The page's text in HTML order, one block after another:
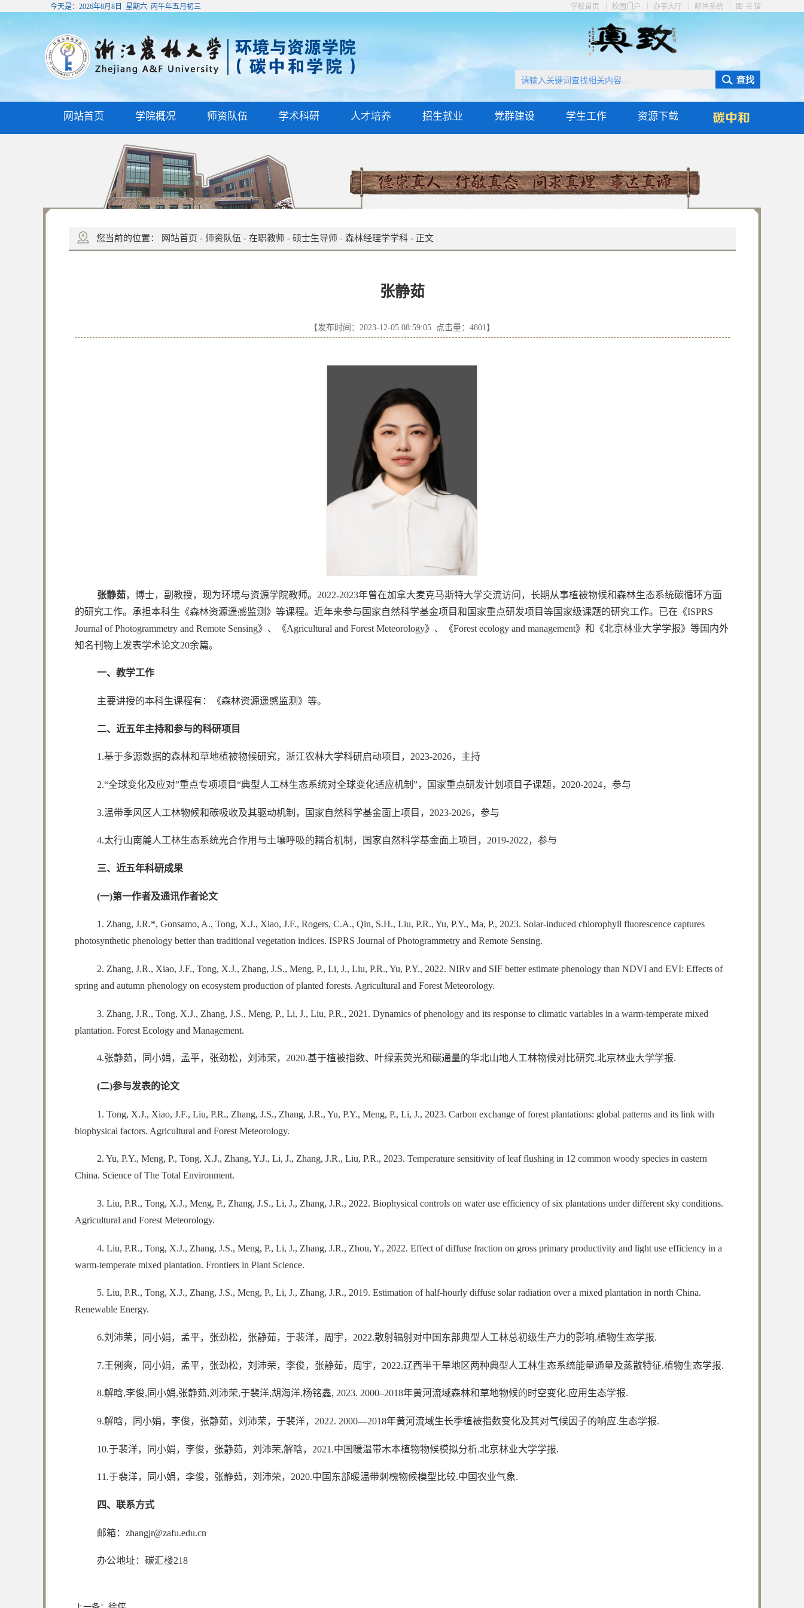
今天是： 2026年8月8日 星期六 丙午年五月初三 学校首页 校园门户 办事大厅 邮件系统 图 书 馆
网站首页 学院概况 师资队伍 学术科研 人才培养 招生就业 党群建设 学生工作 资源下载
您当前的位置： 网站首页 - 师资队伍 - 在职教师 - 硕士生导师 - 森林经理学学科- 正文
张静茹
【发布时间：2023-12-05 08:59:05 点击量： 4801】
张静茹，博士，副教授，现为环境与资源学院教师。2022-2023年曾在加拿大麦克马斯特大学交流访问，长期从事植被物候和森林生态系统碳循环方面
的研究工作。承担本科生《森林资源遥感监测》等课程。近年来参与国家自然科学基金项目和国家重点研发项目等国家级课题的研究工作。已在《ISPRS
Journal of Photogrammetry and Remote Sensing》、《Agricultural and Forest Meteorology》、《Forest ecology and management》和《北京林业大学学报》等国内外
知名刊物上发表学术论文20余篇。
一、教学工作
主要讲授的本科生课程有：《森林资源遥感监测》等。
二、近五年主持和参与的科研项目
1.基于多源数据的森林和草地植被物候研究，浙江农林大学科研启动项目，2023-2026，主持
2.“全球变化及应对”重点专项项目“典型人工林生态系统对全球变化适应机制”，国家重点研发计划项目子课题，2020-2024，参与
3.温带季风区人工林物候和碳吸收及其驱动机制，国家自然科学基金面上项目，2023-2026，参与
4.太行山南麓人工林生态系统光合作用与土壤呼吸的耦合机制，国家自然科学基金面上项目，2019-2022，参与
三、近五年科研成果
(一)第一作者及通讯作者论文
1. Zhang, J.R.*, Gonsamo, A., Tong, X.J., Xiao, J.F., Rogers, C.A., Qin, S.H., Liu, P.R., Yu, P.Y., Ma, P., 2023. Solar-induced chlorophyll fluorescence captures
photosynthetic phenology better than traditional vegetation indices. ISPRS Journal of Photogrammetry and Remote Sensing.
2. Zhang, J.R., Xiao, J.F., Tong, X.J., Zhang, J.S., Meng, P., Li, J., Liu, P.R., Yu, P.Y., 2022. NIRv and SIF better estimate phenology than NDVI and EVI: Effects of
spring and autumn phenology on ecosystem production of planted forests. Agricultural and Forest Meteorology.
3. Zhang, J.R., Tong, X.J., Zhang, J.S., Meng, P., Li, J., Liu, P.R., 2021. Dynamics of phenology and its response to climatic variables in a warm-temperate mixed
plantation. Forest Ecology and Management.
4.张静茹，同小娟，孟平，张劲松，刘沛荣，2020.基于植被指数、叶绿素荧光和碳通量的华北山地人工林物候对比研究.北京林业大学学报.
(二)参与发表的论文
1. Tong, X.J., Xiao, J.F., Liu, P.R., Zhang, J.S., Zhang, J.R., Yu, P.Y., Meng, P., Li, J., 2023. Carbon exchange of forest plantations: global patterns and its link with
biophysical factors. Agricultural and Forest Meteorology.
2. Yu, P.Y., Meng, P., Tong, X.J., Zhang, Y.J., Li, J., Zhang, J.R., Liu, P.R., 2023. Temperature sensitivity of leaf flushing in 12 common woody species in eastern
China. Science of The Total Environment.
3. Liu, P.R., Tong, X.J., Meng, P., Zhang, J.S., Li, J., Zhang, J.R., 2022. Biophysical controls on water use efficiency of six plantations under different sky conditions.
Agricultural and Forest Meteorology.
4. Liu, P.R., Tong, X.J., Zhang, J.S., Meng, P., Li, J., Zhang, J.R., Zhou, Y., 2022. Effect of diffuse fraction on gross primary productivity and light use efficiency in a
warm-temperate mixed plantation. Frontiers in Plant Science.
5. Liu, P.R., Tong, X.J., Zhang, J.S., Meng, P., Li, J., Zhang, J.R., 2019. Estimation of half-hourly diffuse solar radiation over a mixed plantation in north China.
Renewable Energy.
6.刘沛荣，同小娟，孟平，张劲松，张静茹，于裴洋，周宇，2022.散射辐射对中国东部典型人工林总初级生产力的影响.植物生态学报.
7.王俐爽，同小娟，孟平，张劲松，刘沛荣，李俊，张静茹，周宇，2022.辽西半干旱地区两种典型人工林生态系统能量通量及蒸散特征.植物生态学报.
8.解晗,李俊,同小娟,张静茹,刘沛荣,于裴洋,胡海洋,杨铭鑫, 2023. 2000–2018年黄河流域森林和草地物候的时空变化.应用生态学报.
9.解晗，同小娟，李俊，张静茹，刘沛荣，于裴洋，2022. 2000—2018年黄河流域生长季植被指数变化及其对气候因子的响应.生态学报.
10.于裴洋，同小娟，李俊，张静茹，刘沛荣,解晗，2021.中国暖温带木本植物物候模拟分析.北京林业大学学报.
11.于裴洋，同小娟，李俊，张静茹，刘沛荣，2020.中国东部暖温带刺槐物候模型比较.中国农业气象.
四、联系方式
邮箱： zhangjr@zafu.edu.cn
办公地址：碳汇楼218